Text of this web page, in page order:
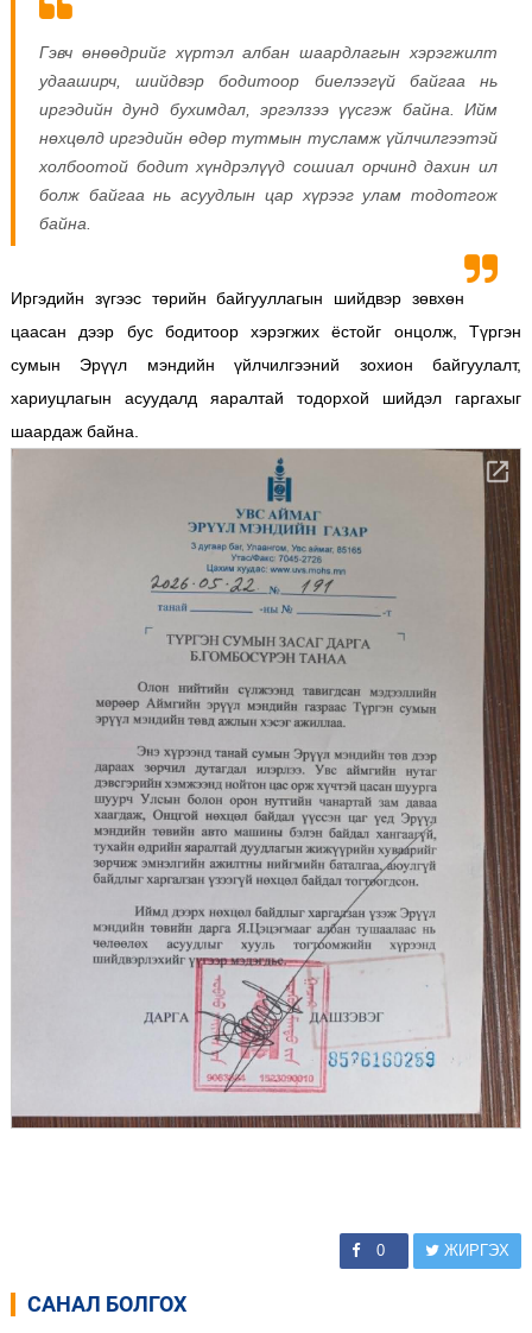
Гэвч өнөөдрийг хүртэл албан шаардлагын хэрэгжилт
удааширч, шийдвэр бодитоор биелээгүй байгаа нь
иргэдийн дунд бухимдал, эргэлзээ үүсгэж байна. Ийм
нөхцөлд иргэдийн өдөр тутмын тусламж үйлчилгээтэй
холбоотой бодит хүндрэлүүд сошиал орчинд дахин ил
болж байгаа нь асуудлын цар хүрээг улам тодотгож
байна.
Иргэдийн зүгээс төрийн байгууллагын шийдвэр зөвхөн
цаасан дээр бус бодитоор хэрэгжих ёстойг онцолж, Түргэн
сумын Эрүүл мэндийн үйлчилгээний зохион байгуулалт,
хариуцлагын асуудалд яаралтай тодорхой шийдэл гаргахыг
шаардаж байна.
0 ЖИРГЭХ
САНАЛ БОЛГОХ